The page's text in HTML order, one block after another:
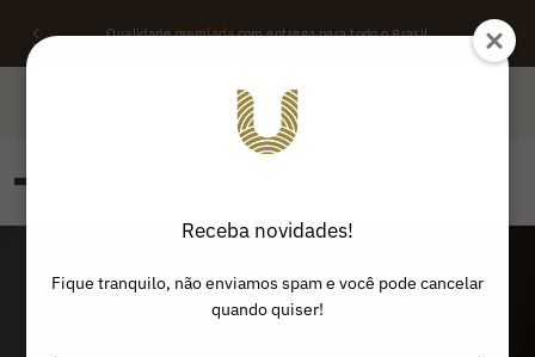
Qualidadepremiadacom entrega para todo o Brasil
ONDE ENCONTRAR
Buscar produtos:
Receba novidades!
Fique tranquilo, não enviamos spam e você pode cancelar
quando quiser!